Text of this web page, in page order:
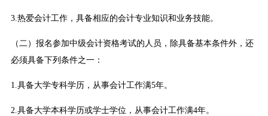
3.热爱会计工作，具备相应的会计专业知识和业务技能。
（二）报名参加中级会计资格考试的人员，除具备基本条件外，还
必须具备下列条件之一：
1.具备大学专科学历，从事会计工作满5年。
2.具备大学本科学历或学士学位，从事会计工作满4年。